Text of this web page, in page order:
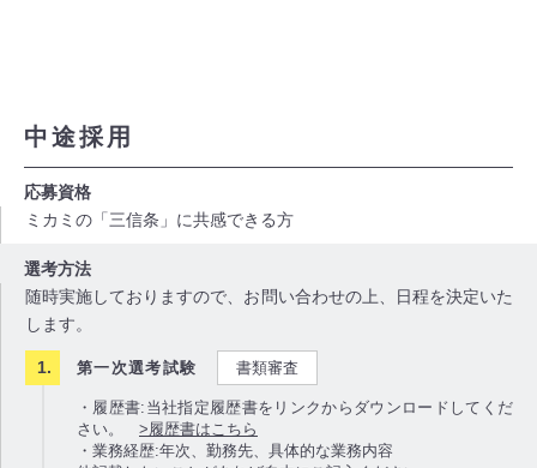
中途採用
応募資格
ミカミの「三信条」に共感できる方
選考方法
随時実施しておりますので、お問い合わせの上、日程を決定いた
します。
第一次選考試験 書類審査
・履歴書: 当社指定履歴書をリンクからダウンロードしてくだ
さい。 >履歴書はこちら
・業務経歴:年次、勤務先、具体的な業務内容